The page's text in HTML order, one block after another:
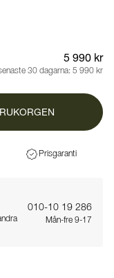
5 990 kr
30 dagarna: 5 990 kr
Prisgaranti
010-10 19 286
Mån-fre 9-17